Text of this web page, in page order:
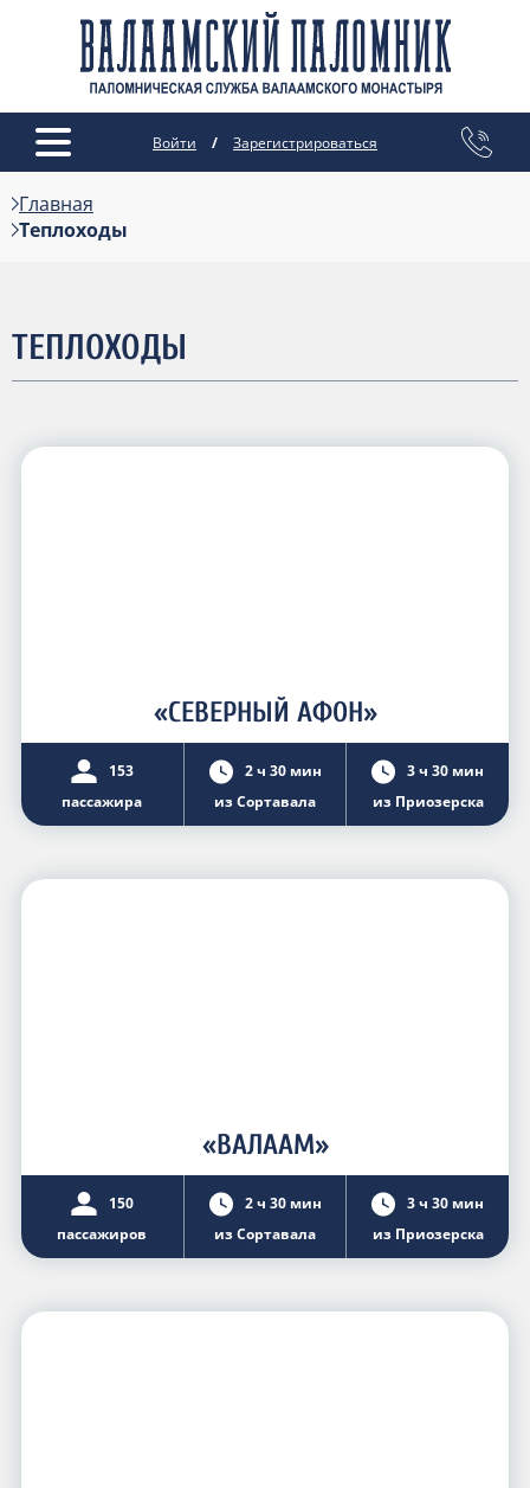
Войти / Зарегистрироваться
Главная
Теплоходы
ТЕПЛОХОДЫ
«СЕВЕРНЫЙ АФОН»
153
пассажира
2 ч 30 мин
из Сортавала
3 ч 30 мин
из Приозерска
«ВАЛААМ»
150
пассажиров
2 ч 30 мин
из Сортавала
3 ч 30 мин
из Приозерска